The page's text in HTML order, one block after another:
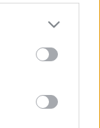
more Google
may click to
party tags to
below Google